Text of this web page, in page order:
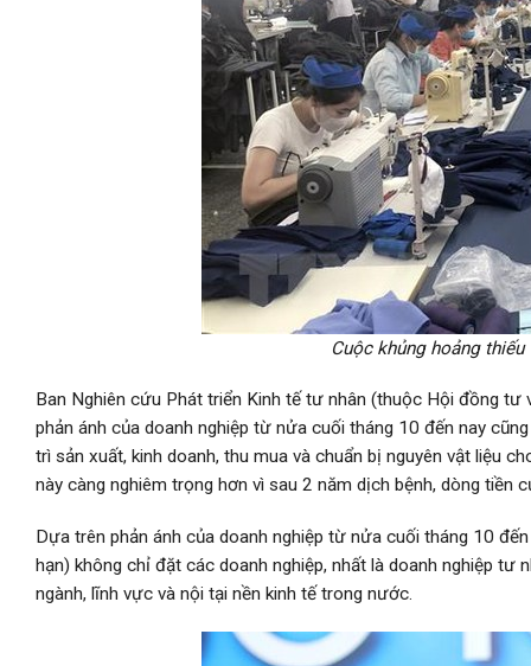
Cuộc khủng hoảng
Ban Nghiên cứu Phát triển Kinh tế tư nhân (thuộc Hội đồng
phản ánh của doanh nghiệp từ nửa cuối tháng 10 đến nay
trì sản xuất, kinh doanh, thu mua và chuẩn bị nguyên vật liệu
này càng nghiêm trọng hơn vì sau 2 năm dịch bệnh, dòng tiền
Dựa trên phản ánh của doanh nghiệp từ nửa cuối tháng 10
hạn) không chỉ đặt các doanh nghiệp, nhất là doanh nghiệp
ngành, lĩnh vực và nội tại nền kinh tế trong nước.